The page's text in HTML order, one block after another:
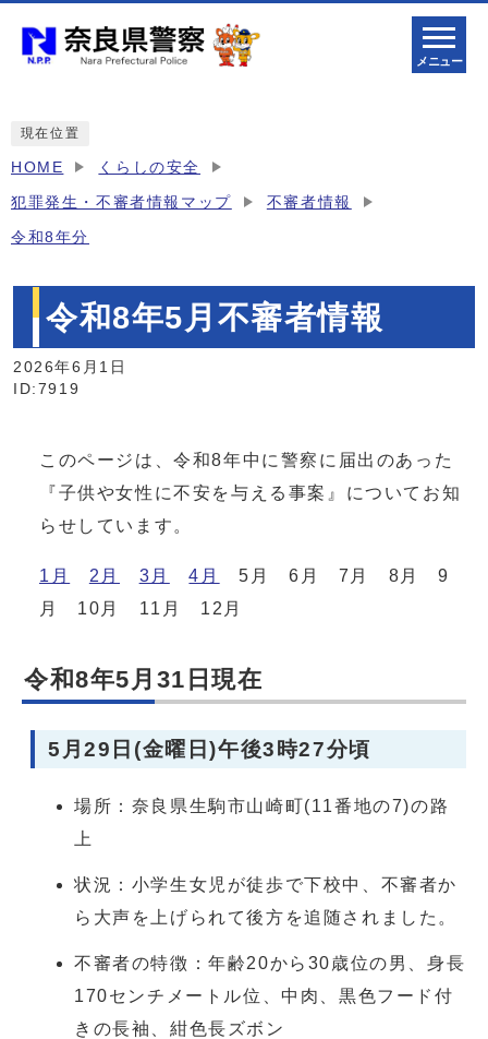
メニュー
現在位置
HOME くらしの安全
犯罪発生・不審者情報マップ 不審者情報
令和8年分
令和8年5月不審者情報
2026年6月1日
ID:7919
このページは、令和8年中に警察に届出のあった
『子供や女性に不安を与える事案』についてお知
らせしています。
1月 2月 3月 4月
5月 6月 7月 8月 9
月 10月 11月 12月
令和8年5月31日現在
5月29日(金曜日)午後3時27分頃
場所：奈良県生駒市山崎町(11番地の7)の路
上
状況：小学生女児が徒歩で下校中、不審者か
ら大声を上げられて後方を追随されました。
不審者の特徴：年齢20から30歳位の男、身長
170センチメートル位、中肉、黒色フード付
きの長袖、紺色長ズボン